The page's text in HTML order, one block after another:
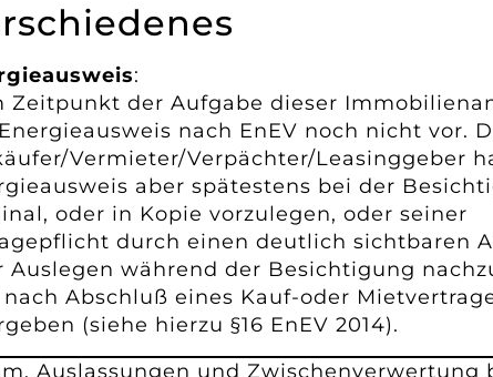
:
Zeitpunkt der Aufgabe dieser
nach EnEV noch nicht vor.
Vermieter/Verpächter/Leasinggeber
aber spätestens bei der
oder in Kopie vorzulegen, oder seiner
durch einen deutlich sichtbaren
Auslegen während der Besichtigung
Abschluß eines Kauf-oder
(siehe hierzu §16 EnEV 2014).
Auslassungen und Zwischenverwertung